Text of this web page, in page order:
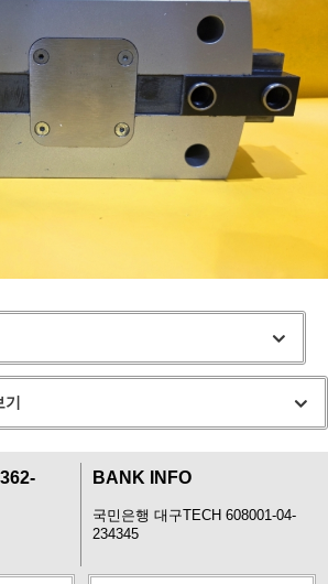
BANK INFO
국민은행 대구TECH 608001-04-
234345